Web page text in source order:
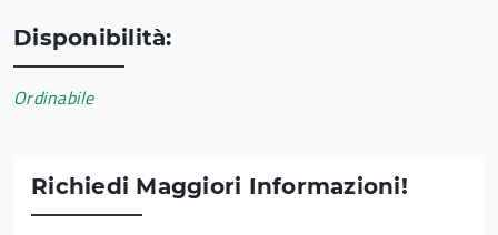
Disponibilità:
Ordinabile
Richiedi Maggiori Informazioni!